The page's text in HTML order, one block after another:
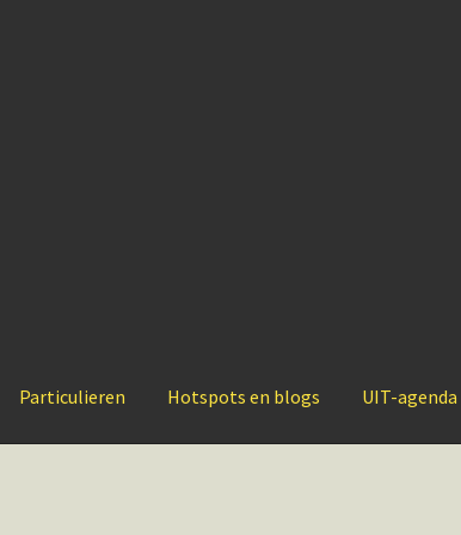
Particulieren Hotspots en blogs UIT-agenda